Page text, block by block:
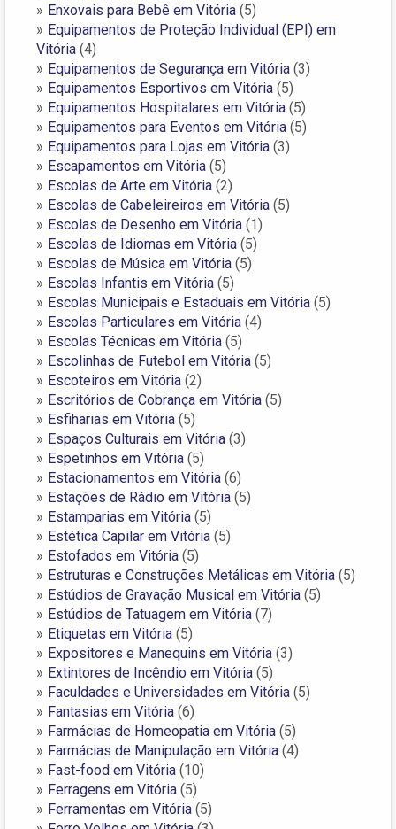
Enxovais para Bebê em Vitória (5)
Equipamentos de Proteção Individual (EPI) em
Vitória (4)
Equipamentos de Segurança em Vitória (3)
Equipamentos Esportivos em Vitória (5)
Equipamentos Hospitalares em Vitória (5)
Equipamentos para Eventos em Vitória (5)
Equipamentos para Lojas em Vitória (3)
Escapamentos em Vitória (5)
Escolas de Arte em Vitória (2)
Escolas de Cabeleireiros em Vitória (5)
Escolas de Desenho em Vitória (1)
Escolas de Idiomas em Vitória (5)
Escolas de Música em Vitória (5)
Escolas Infantis em Vitória (5)
Escolas Municipais e Estaduais em Vitória (5)
Escolas Particulares em Vitória (4)
Escolas Técnicas em Vitória (5)
Escolinhas de Futebol em Vitória (5)
Escoteiros em Vitória (2)
Escritórios de Cobrança em Vitória (5)
Esfiharias em Vitória (5)
Espaços Culturais em Vitória (3)
Espetinhos em Vitória (5)
Estacionamentos em Vitória (6)
Estações de Rádio em Vitória (5)
Estamparias em Vitória (5)
Estética Capilar em Vitória (5)
Estofados em Vitória (5)
Estruturas e Construções Metálicas em Vitória (5)
Estúdios de Gravação Musical em Vitória (5)
Estúdios de Tatuagem em Vitória (7)
Etiquetas em Vitória (5)
Expositores e Manequins em Vitória (3)
Extintores de Incêndio em Vitória (5)
Faculdades e Universidades em Vitória (5)
Fantasias em Vitória (6)
Farmácias de Homeopatia em Vitória (5)
Farmácias de Manipulação em Vitória (4)
Fast-food em Vitória (10)
Ferragens em Vitória (5)
Ferramentas em Vitória (5)